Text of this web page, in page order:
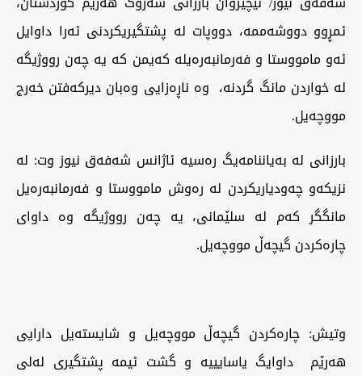
ئمڕوو دووشەممە، دووپات لە پشتگیریکردنی ئەرا داوایل
ئەو مامووستا و فەرمانبەرەیلە کەیمن کە یە چەن رووژیگە
لە خواردن مانگ گردنە، وە ناڕەزایی وەبان دیرکەفتن خەرج
مووچەیل.
بارزانی لە بەیاننامەیگ رەسیە ئاژانس شەفەق نیوز وت: لە
نزیکەو چەودیاریکردن لە رەوش مامووستا و فەرمانبەرەیل
مانگگر کەم لە سلێمانی، یە چەن رووژیگە وە داوای
چارەکردن گیچەڵ مووچەیل.
وتیش: چارەکردن گیچەڵ مووچەیل و شایستەیل دارایی
هەرێم داوایگ یاسایییە و گشت ئیمە پشتگیری لەلی